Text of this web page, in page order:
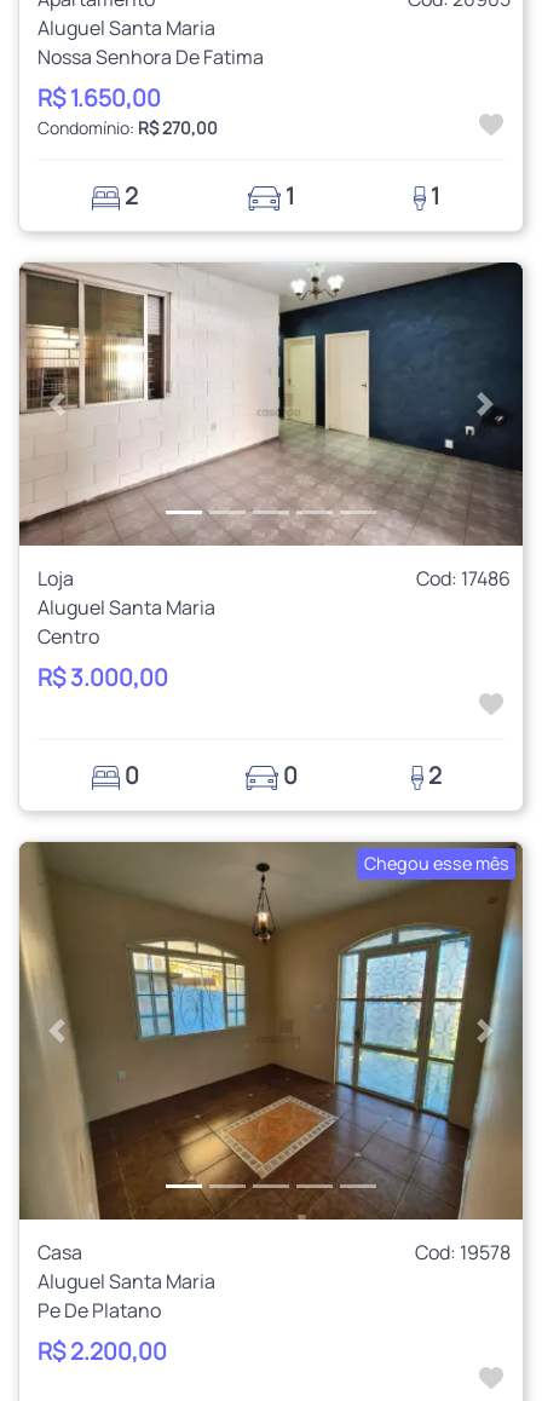
Aluguel Santa Maria
Nossa Senhora De Fatima
R$ 1.650,00
Condomínio: R$ 270,00
2 1 1
Anterior
Loja
Cod: 17486
Aluguel Santa Maria
Centro
R$ 3.000,00
0 0 2
Chegou esse mês
Anterior
Casa
Cod: 19578
Aluguel Santa Maria
Pe De Platano
R$ 2.200,00